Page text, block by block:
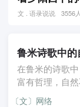
文 . 语录说说 3556
鲁米诗歌中
在鲁米的诗歌中
富有哲理，自
〔文〕网络